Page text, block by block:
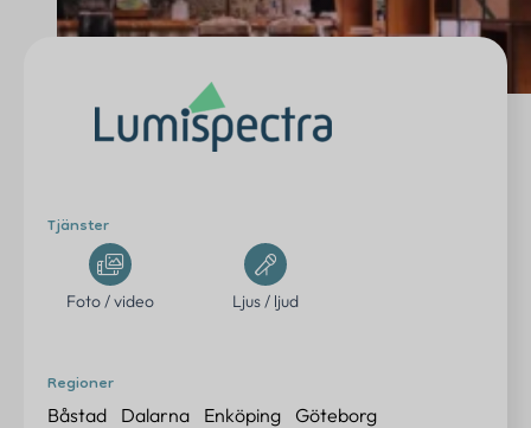
Erbjudanden
Kontakt
FAQ
Logga in
Tjänster
Foto / video Ljus / ljud
Regioner
Båstad Dalarna Enköping Göteborg